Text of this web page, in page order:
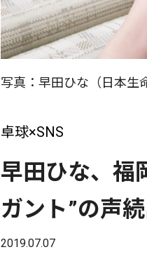
写真：早田ひな（日本生
卓球×SNS
早田ひな、福
ガント”の声
2019.07.07